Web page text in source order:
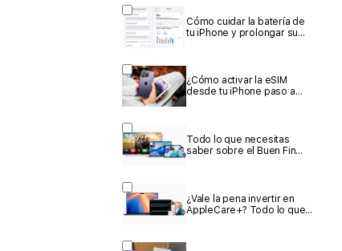
Mayo (4)
DisponibilidadCómo cuidar la batería de
tu iPhone y prolongar su
¿Cómo activar la eSIM
desde tu iPhone paso a
Todo lo que necesitas
saber sobre el Buen Fin
¿Vale la pena invertir en
AppleCare+? Todo lo que